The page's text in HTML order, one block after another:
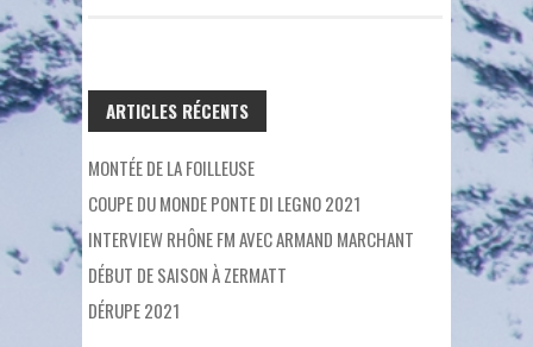
ARTICLES RÉCENTS
MONTÉE DE LA FOILLEUSE
COUPE DU MONDE PONTE DI LEGNO 2021
INTERVIEW RHÔNE FM AVEC ARMAND MARCHANT
DÉBUT DE SAISON À ZERMATT
DÉRUPE 2021